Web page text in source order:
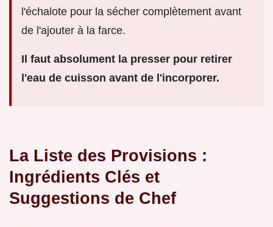
l'échalote pour la sécher complètement avant
de l'ajouter à la farce.
Il faut absolument la presser pour retirer
l'eau de cuisson avant de l'incorporer.
La Liste des Provisions :
Ingrédients Clés et
Suggestions de Chef